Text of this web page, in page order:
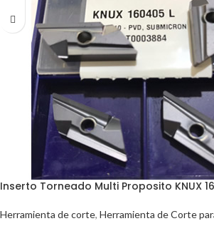
Inserto Torneado Multi Proposito KNUX
Herramienta de corte, Herramienta de Corte